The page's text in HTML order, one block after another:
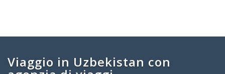
Viaggio in Uzbekistan con